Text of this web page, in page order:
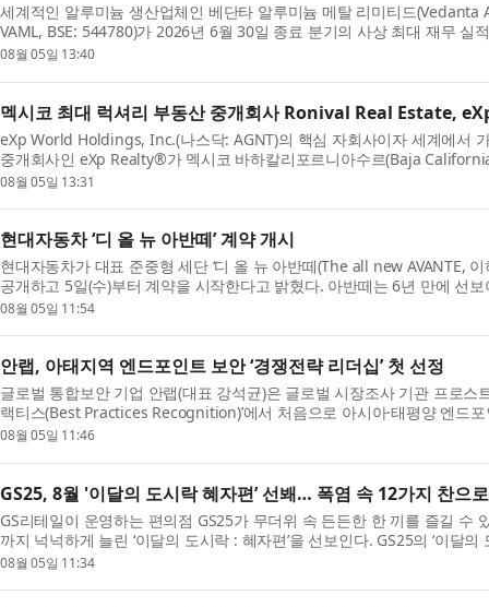
세계적인 알루미늄 생산업체인 베단타 알루미늄 메탈 리미티드
VAML, BSE: 544780)가 2026년 6월 30일 종료 분기의 사상 최대 재무 실
할 이후 독립 상장회사로서 성공적인 첫 출발을 알렸다...
08월 05일 13:40
멕시코 최대 럭셔리 부동산 중개회사 Ronival Real Estate,
eXp World Holdings, Inc.(나스닥: AGNT)의 핵심 자회사이자 세계에서
중개회사인 eXp Realty®가 멕시코 바하칼리포르니아수르(Baja
위 부동산 회사인 Ronival Real Estate(이하 Ronival)...
08월 05일 13:31
현대자동차 ‘디 올 뉴 아반떼’ 계약 개시
현대자동차가 대표 준중형 세단 ‘디 올 뉴 아반떼(The all new AVANTE,
공개하고 5일(수)부터 계약을 시작한다고 밝혔다. 아반떼는 6년 만에 선
정교한 선과 면을 중심으로 완성한 파격적인 디자...
08월 05일 11:54
안랩, 아태지역 엔드포인트 보안 ‘경쟁전략 리더십’ 첫 선정
글로벌 통합보안 기업 안랩(대표 강석균)은 글로벌 시장조사 기관 프로스
랙티스(Best Practices Recognition)’에서 처음으로 아시아·태평양 엔드
(Competitive Strategy Leadership)’ 자격을 얻게 ...
08월 05일 11:46
GS25, 8월 '이달의 도시락 혜자편’ 선봬… 폭염 속 12가지 찬으
GS리테일이 운영하는 편의점 GS25가 무더위 속 든든한 한 끼를 즐길 수
까지 넉넉하게 늘린 ‘이달의 도시락 : 혜자편’을 선보인다. GS25의 ‘이달
정해 신규 도시락 메뉴를 선보이고 해당 월에만 ...
08월 05일 11:34